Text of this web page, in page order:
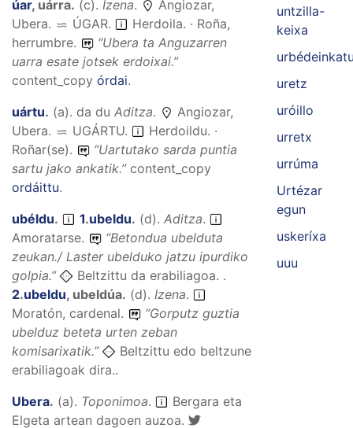
úar, uárra. (c). Izena.
Angiozar,
Ubera.
ÚGAR.
Herdoila. · Roña,
herrumbre.
“Ubera ta Anguzarren
uarra esate jotsek erdoixai.”
content_copy órdai.
uártu. (a). da du Aditza.
Angiozar,
Ubera.
UGÁRTU.
Herdoildu. ·
Roñar(se).
“Uartutako sarda puntia
sartu jako ankatik.” content_copy
ordáittu.
ubéldu. 1.ubeldu. (d). Aditza.
Amoratarse.
“Betondua ubelduta
zeukan./ Laster ubelduko jatzu ipurdiko
golpia.”
Beltzittu da erabiliagoa. .
2.ubeldu, ubeldúa. (d). Izena.
Moratón, cardenal.
“Gorputz guztia
ubelduz beteta urten zeban
komisarixatik.”
Beltzittu edo beltzune
erabiliagoak dira..
Ubera. (a). Toponimoa.
Bergara eta
Elgeta artean dagoen auzoa.
untzilla-
keixa
uretz
uróillo
urretx
urrúma
Urtézar
egun
uskeríxa
uuu